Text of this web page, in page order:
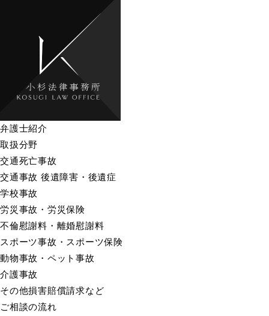
弁護士紹介
取扱分野
交通死亡事故
交通事故 後遺障害・後遺症
学校事故
労災事故・労災保険
不倫慰謝料・離婚慰謝料
スポーツ事故・スポーツ保険
動物事故・ペット事故
介護事故
その他損害賠償請求など
ご相談の流れ